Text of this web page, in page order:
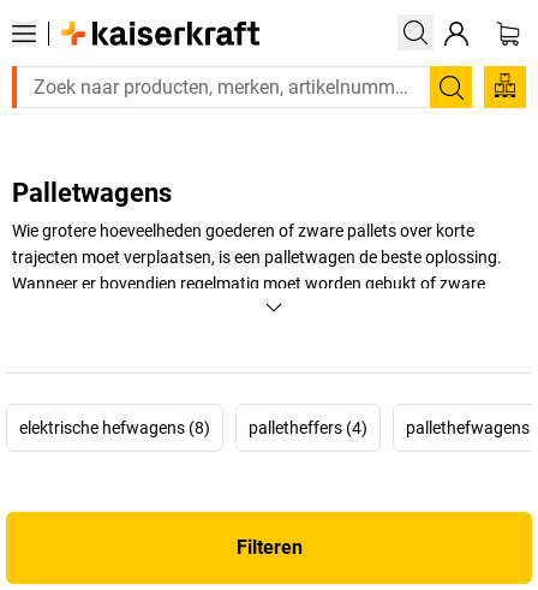
Zoeken
Palletwagens
Wie grotere hoeveelheden goederen of zware pallets over korte
trajecten moet verplaatsen, is een palletwagen de beste oplossing.
Wanneer er bovendien regelmatig moet worden gebukt of zware
goederen moeten worden opgetild, zijn palletwagens ideaal voor uw
+Meer weergeven
elektrische hefwagens (8)
palletheffers (4) pallethefwagens
Filteren